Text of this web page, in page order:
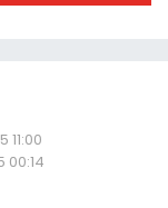
11:00
00:14